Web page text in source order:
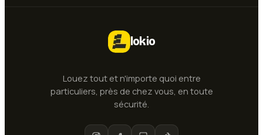
lokio
Louez tout et n'importe quoi entre
particuliers, près de chez vous, en toute
sécurité.